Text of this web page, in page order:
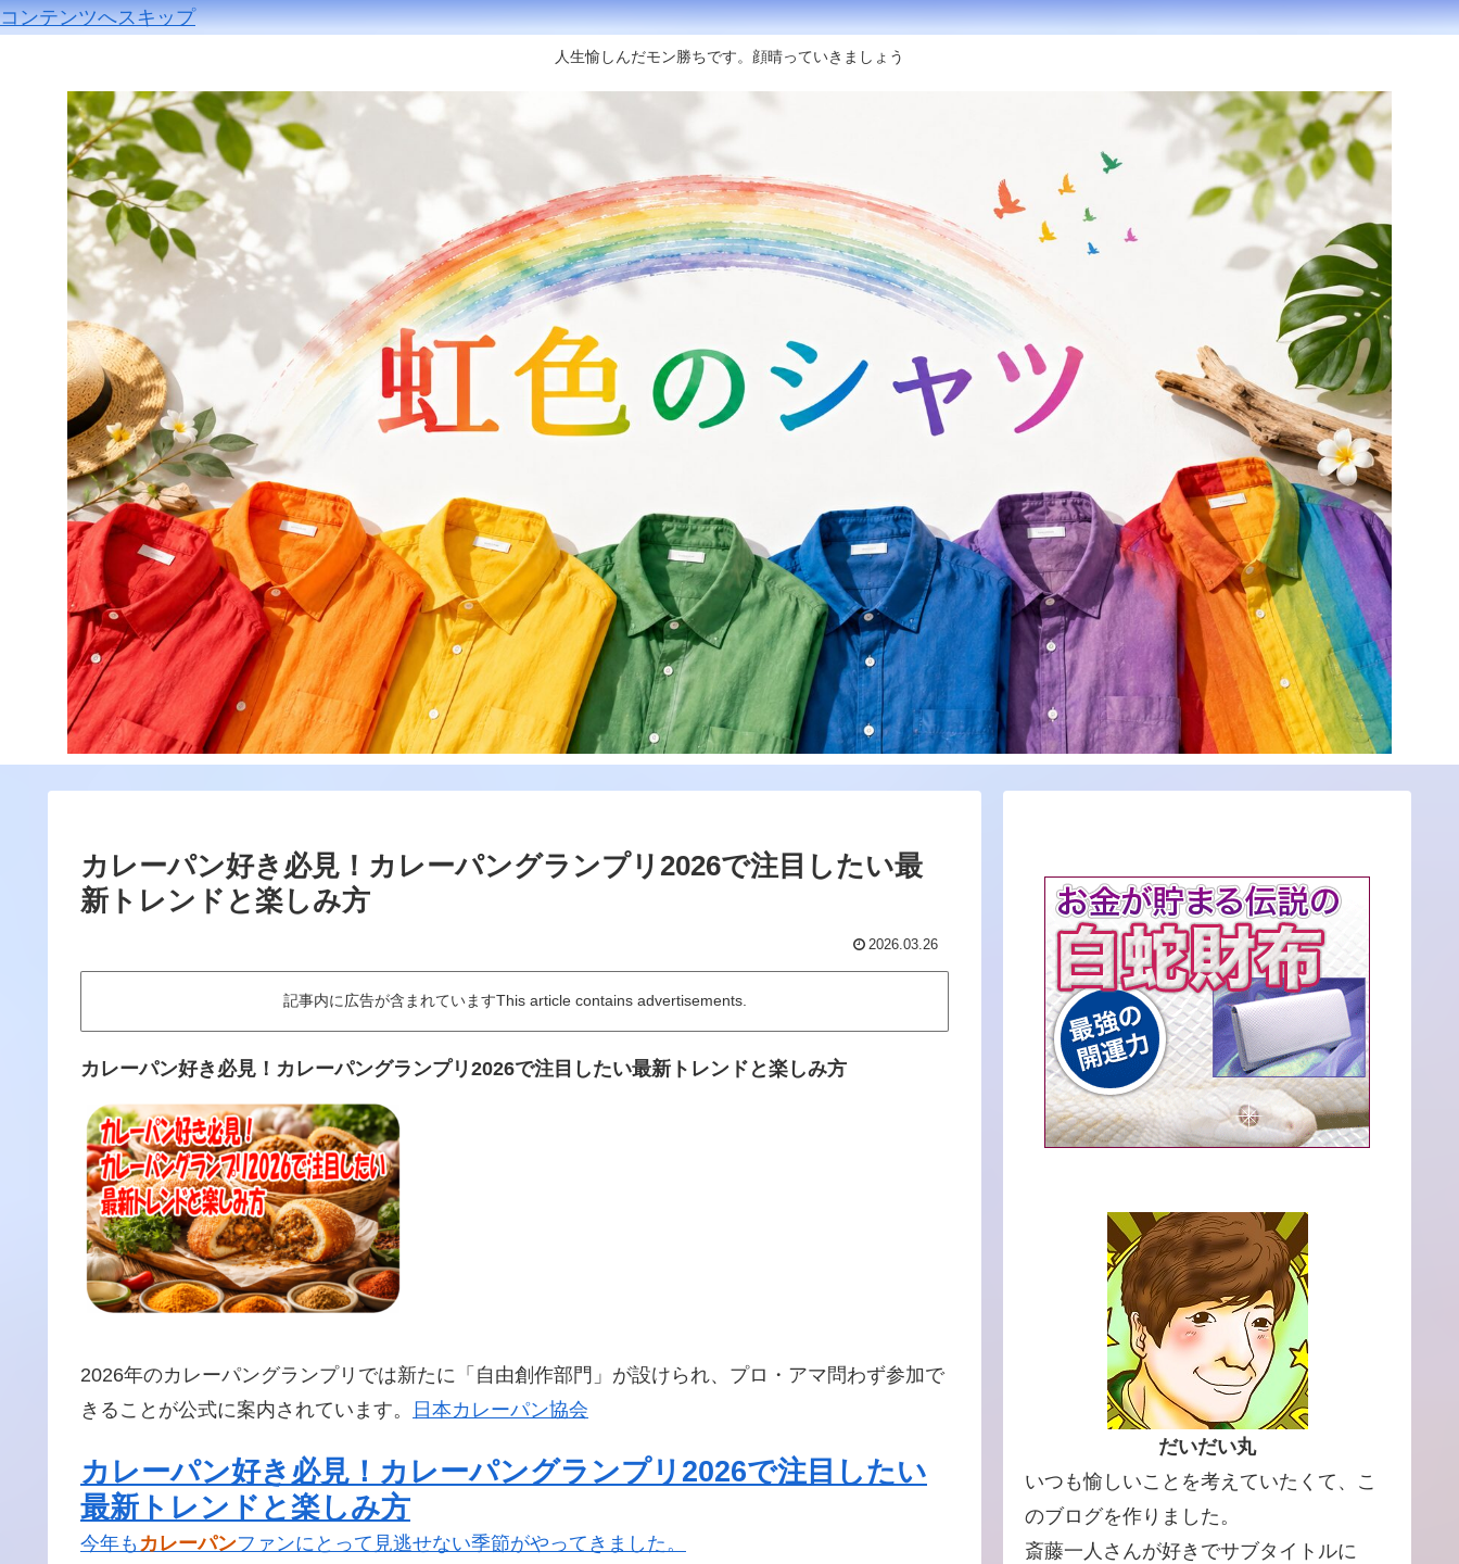
コンテンツへスキップ
人生愉しんだモン勝ちです。顔晴っていきましょう
カレーパン好き必見！カレーパングランプリ2026で注目したい最
新トレンドと楽しみ方
2026.03.26
記事内に広告が含まれていますThis article contains advertisements.
カレーパン好き必見！カレーパングランプリ2026で注目したい最新トレンドと楽しみ方
2026年のカレーパングランプリでは新たに「自由創作部門」が設けられ、プロ・アマ問わず参加で
きることが公式に案内されています。
日本カレーパン協会
カレーパン好き必見！カレーパングランプリ2026で注目したい
最新トレンドと楽しみ方
今年も カレーパンファンにとって見逃せない季節がやってきました。
だいだい丸
いつも愉しいことを考えていたくて、こ
のブログを作りました。
斎藤一人さんが好きでサブタイトルに